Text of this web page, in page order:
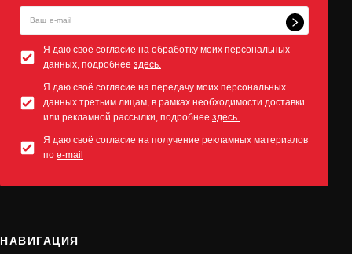
Я даю своё согласие на обработку моих персональных
данных, подробнее здесь.
Я даю своё согласие на передачу моих персональных
данных третьим лицам, в рамках необходимости доставки
или рекламной рассылки, подробнее здесь.
Я даю своё согласие на получение рекламных материалов
по e-mail
НАВИГАЦИЯ